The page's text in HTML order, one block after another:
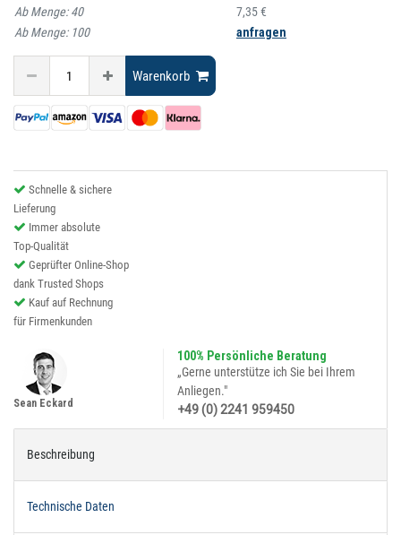
Ab Menge:40
7,35 €
Ab Menge: 100 anfragen
Warenkorb
Schnelle & sichere
Lieferung
Immer absolute
Top-Qualität
Geprüfter Online-Shop
dank Trusted Shops
Kauf auf Rechnung
für Firmenkunden
100% Persönliche Beratung
„Gerne unterstütze ich Sie bei Ihrem
Anliegen."
+49 (0) 2241 959450
Sean Eckard
Beschreibung
Technische Daten